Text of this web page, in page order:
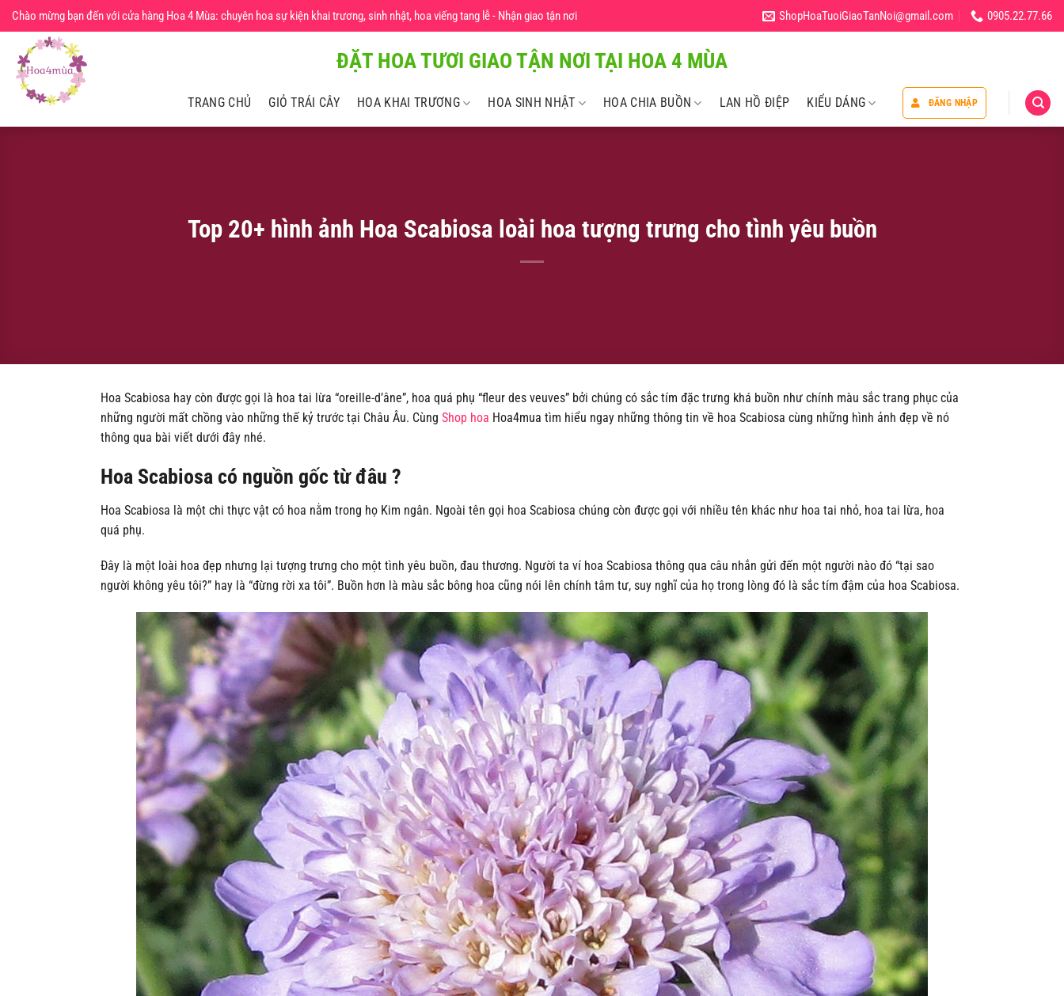
Chuyển
đến
dung
Chào mừng bạn đến với cửa hàng Hoa 4 Mùa: chuyên hoa sự kiện khai trương, sinh nhật, hoa viếng tang lễ - Nhận giao tận nơi ShopHoaTuoiGiaoTanNoi@gmail.com 0905.22.77.66
ĐẶT HOA TƯƠI GIAO TẬN NƠI TẠI HOA 4 MÙA
TRANG CHỦ GIỎ TRÁI CÂY HOA KHAI TRƯƠNG HOA SINH NHẬT HOA CHIA BUỒN LAN HỒ ĐIỆP KIỂU DÁNG ĐĂNG NHẬP
Top 20+ hình ảnh Hoa Scabiosa loài hoa tượng trưng cho tình yêu buồn
Hoa Scabiosa hay còn được gọi là hoa tai lừa “oreille-d’âne”, hoa quá phụ “fleur des veuves” bởi chúng có sắc tím đặc trưng khá buồn như chính màu sắc trang phục của
những người mất chồng vào những thế kỷ trước tại Châu Âu. Cùng Shop hoa Hoa4mua tìm hiểu ngay những thông tin về hoa Scabiosa cùng những hình ảnh đẹp về nó
thông qua bài viết dưới đây nhé.
Hoa Scabiosa có nguồn gốc từ đâu ?
Hoa Scabiosa là một chi thực vật có hoa nằm trong họ Kim ngân. Ngoài tên gọi hoa Scabiosa chúng còn được gọi với nhiều tên khác như hoa tai nhỏ, hoa tai lừa, hoa
quá phụ.
Đây là một loài hoa đẹp nhưng lại tượng trưng cho một tình yêu buồn, đau thương. Người ta ví hoa Scabiosa thông qua câu nhắn gửi đến một người nào đó “tại sao
người không yêu tôi?” hay là “đừng rời xa tôi”. Buồn hơn là màu sắc bông hoa cũng nói lên chính tâm tư, suy nghĩ của họ trong lòng đó là sắc tím đậm của hoa Scabiosa.